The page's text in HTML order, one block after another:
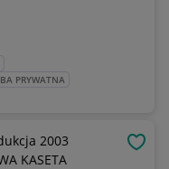
PRYWATNA
2003
KASETA